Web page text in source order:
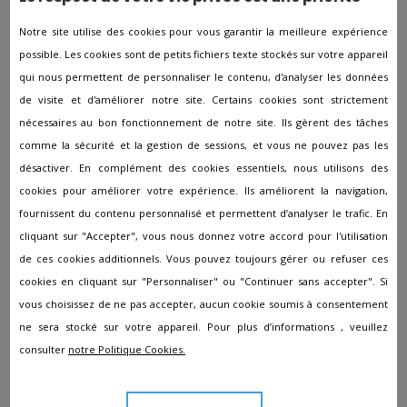
cotiser, l'assuré renseigne à l'agencePFG - Services
Funérairesde ses volontés essentielles afin qu'elles
soient respectées lors de sa mort.
Devis obsèques
des devis sur mesure afin que vous ayez une appréciation
des coûts à prévoir.
Quel est le prix d'obsèques ?
Cela varie fortement d'après la société de pompes
funèbres sélectionnée, de l'endroit des obsèques, des
prestations sélectionnées. Certains services sont imposés
Notre site utilise des cookies pour vous garantir la meilleure expérience
possible. Les cookies sont de petits fichiers texte stockés sur votre appareil
qui nous permettent de personnaliser le contenu, d'analyser les données
de visite et d'améliorer notre site. Certains cookies sont strictement
nécessaires au bon fonctionnement de notre site. Ils gèrent des tâches
comme la sécurité et la gestion de sessions, et vous ne pouvez pas les
désactiver. En complément des cookies essentiels, nous utilisons des
cookies pour améliorer votre expérience. Ils améliorent la navigation,
fournissent du contenu personnalisé et permettent d’analyser le trafic. En
cliquant sur "Accepter", vous nous donnez votre accord pour l'utilisation
de ces cookies additionnels. Vous pouvez toujours gérer ou refuser ces
cookies en cliquant sur "Personnaliser" ou "Continuer sans accepter". Si
vous choisissez de ne pas accepter, aucun cookie soumis à consentement
ne sera stocké sur votre appareil. Pour plus d’informations , veuillez
consulter notre Politique Cookies.